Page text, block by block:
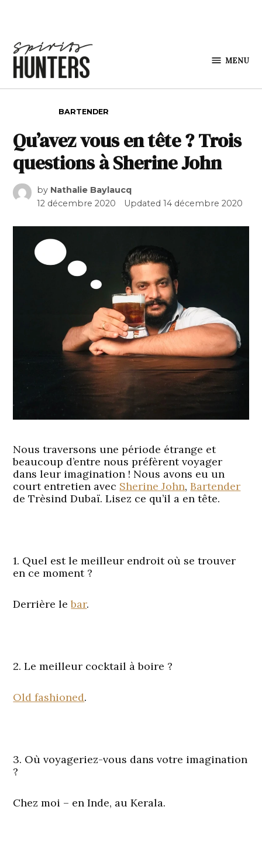
MENU
BARTENDER
Qu’avez vous en tête ? Trois
questions à Sherine John
by Nathalie Baylaucq
12 décembre 2020
Updated14 décembre 2020
Nous traversons une période étrange et
beaucoup d’entre nous préfèrent voyager
dans leur imagination ! Nous avons eu un
court entretien avec Sherine John,Bartender
de Trèsind Dubaï. Lisez ce qu’il a en tête.
1. Quel est le meilleur endroit où se trouver
en ce moment ?
Derrière lebar.
2. Le meilleur cocktail à boire ?
Old fashioned.
3. Où voyageriez-vous dans votre imagination
?
Chez moi – en Inde, au Kerala.